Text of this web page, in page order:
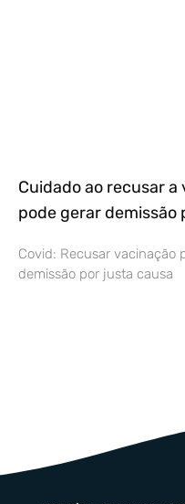
Cuidado ao recusar
pode gerar demissão
Covid: Recusar vacinação
demissão por justa causa